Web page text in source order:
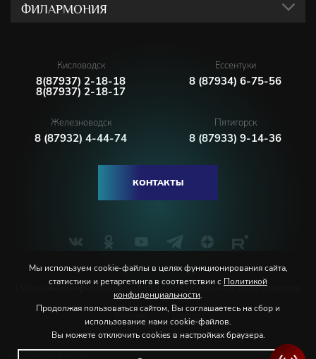
ФИЛАРМОНИЯ
Кисловодск
8(87937) 2-18-18
8(87937) 2-18-17
Ессентуки
8 (87934) 6-75-56
Железноводск
8 (87932) 4-44-74
Пятигорск
8 (87933) 9-14-36
КОНТАКТЫ
Политика конфиденциальности Соглашение пользователя
© 2026 Северо-Кавказская государственная филармония
им. В.И. Сафонова
Мы используем cookie-файлы в целях функционирования сайта,
статистики и ретаргетинга в соответствии с Политикой
конфиденциальности.
Продолжая пользоваться сайтом, Вы соглашаетесь на сбор и
использование нами cookie-файлов.
Вы можете отключить cookies в настройках браузера.